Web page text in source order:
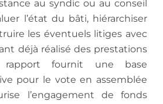
au syndic ou au conseil
l’état du bâti, hiérarchiser
les éventuels litiges avec
déjà réalisé des prestations
rapport fournit une base
pour le vote en assemblée
l’engagement de fonds